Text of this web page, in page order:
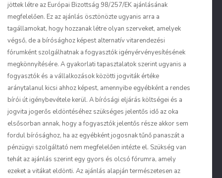
jöttek létre az Európai Bizottság 98/257/EK ajánlásának
megfelelően. Ez az ajánlás ösztönözte ugyanis arra a
tagállamokat, hogy hozzanak létre olyan szerveket, amelyek
végső, de a bírósághoz képest alternatív vitarendezési
fórumként szolgálhatnak a fogyasztók igényérvényesítésének
megkönnyítésére. A gyakorlati tapasztalatok szerint ugyanis a
fogyasztók és a vállalkozások közötti jogviták értéke
aránytalanul kicsi ahhoz képest, amennyibe egyébként a rendes
bírói út igénybevétele kerül. A bírósági eljárás költségei és a
jogvita jogerős eldöntéséhez szükséges jelentős idő az oka
elsősorban annak, hogy a fogyasztók jelentős része akkor sem
fordul bírósághoz, ha az egyébként jogosnak tűnő panaszát a
pénzügyi szolgáltató nem megfelelően intézte el. Szükség van
tehát az ajánlás szerint egy gyors és olcsó fórumra, amely
ezeket a vitákat eldönti. Az ajánlás alapján természetesen az